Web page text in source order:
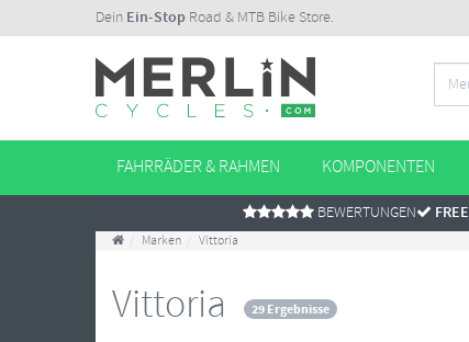
Dein Ein-Stop Road & MTB Bike Store.
FAHRRÄDER & RAHMEN KOMPONENTEN
BEWERTUNGEN FREE
Marken Vittoria
Vittoria 29 Ergebnisse